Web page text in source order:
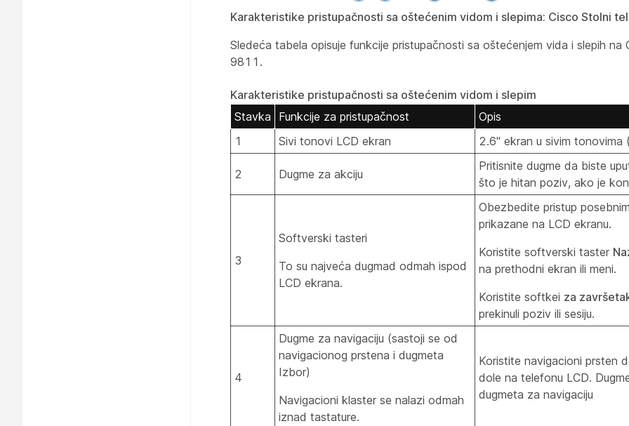
Karakteristike pristupačnosti sa oštećenim vidom i slepima: Cisco Stolni
Sledeća tabela opisuje funkcije pristupačnosti sa oštećenjem vida i slepih na
9811.
Karakteristike pristupačnosti sa oštećenim vidom i slepim
Stavka
Funkcije za pristupačnost
Opis
1
Sivi tonovi LCD ekran 2.6" ekran u sivim
2 Dugme za akciju
Pritisnite dugme da biste
što je hitan poziv, ako je
3
Softverski tasteri
To su najveća dugmad odmah ispod
LCD ekrana.
Obezbedite pristup
prikazane na LCD ekranu.
Koristite softverski taster
na prethodni ekran ili meni.
Koristite softkei za
prekinuli poziv ili sesiju.
4
Dugme za navigaciju (sastoji se od
navigacionog prstena i dugmeta
Izbor)
Navigacioni klaster se nalazi odmah
iznad tastature.
Koristite navigacioni prsten
dole na telefonu LCD.
dugmeta za navigaciju